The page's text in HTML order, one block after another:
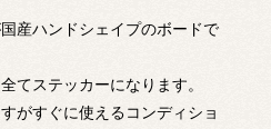
産ハンドシェイプのボードで
てステッカーになります。
がすぐに使えるコンディショ